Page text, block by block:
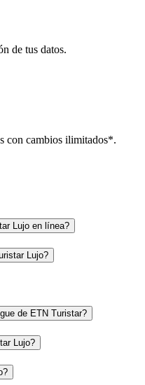
de tus datos.
con cambios ilimitados*.
Lujo en línea?
Lujo?
de ETN Turistar?
Lujo?